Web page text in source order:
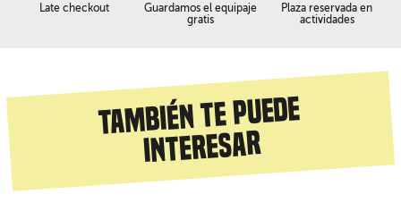
Late checkout
Guardamos el equipaje
gratis
Plaza reservada en
actividades
También te puede
interesar